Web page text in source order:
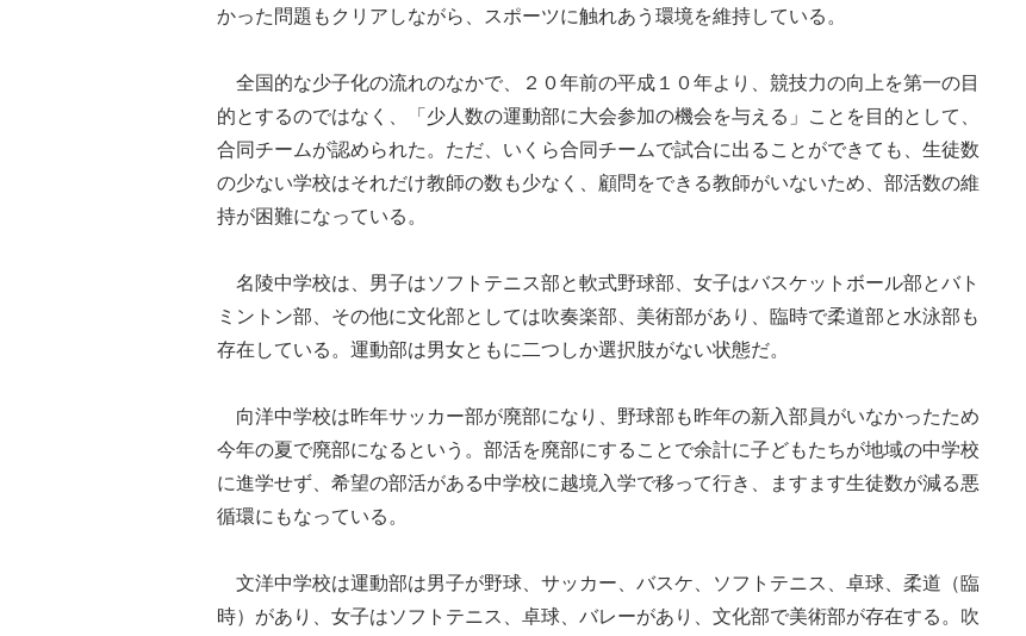
かった問題もクリアしながら、スポーツに触れあう環境を維持している。
全国的な少子化の流れのなかで、２０年前の平成１０年より、競技力の向上を第一の目
的とするのではなく、「少人数の運動部に大会参加の機会を与える」ことを目的として、
合同チームが認められた。ただ、いくら合同チームで試合に出ることができても、生徒数
の少ない学校はそれだけ教師の数も少なく、顧問をできる教師がいないため、部活数の維
持が困難になっている。
名陵中学校は、男子はソフトテニス部と軟式野球部、女子はバスケットボール部とバト
ミントン部、その他に文化部としては吹奏楽部、美術部があり、臨時で柔道部と水泳部も
存在している。運動部は男女ともに二つしか選択肢がない状態だ。
向洋中学校は昨年サッカー部が廃部になり、野球部も昨年の新入部員がいなかったため
今年の夏で廃部になるという。部活を廃部にすることで余計に子どもたちが地域の中学校
に進学せず、希望の部活がある中学校に越境入学で移って行き、ますます生徒数が減る悪
循環にもなっている。
文洋中学校は運動部は男子が野球、サッカー、バスケ、ソフトテニス、卓球、柔道（臨
時）があり、女子はソフトテニス、卓球、バレーがあり、文化部で美術部が存在する。吹